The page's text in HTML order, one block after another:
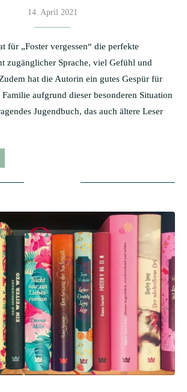
14. April 2021
für „Foster vergessen“ die perfekte
zugänglicher Sprache, viel Gefühl und
hat die Autorin ein gutes Gespür für
aufgrund dieser besonderen Situation
Jugendbuch, das auch ältere Leser